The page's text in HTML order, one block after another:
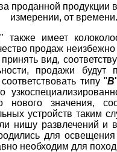
проданной
измерении, от времени.
также имеет
продаж
вид,
продажи будут
типу "В
значения,
устройств таким
нишу развлечений и в
для освещения
необходим для